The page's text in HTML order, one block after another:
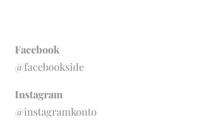
Facebook
@facebookside
Instagram
@instagramkonto